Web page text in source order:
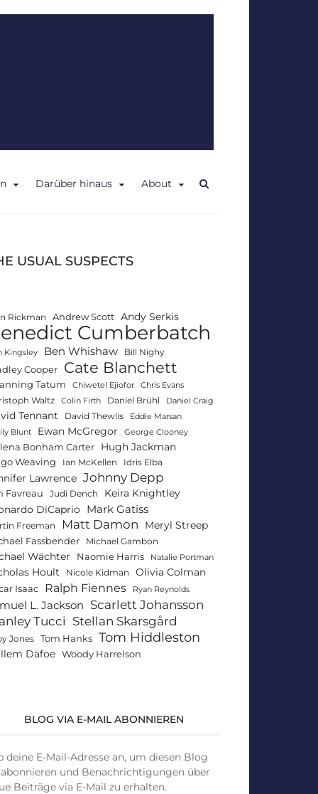
Darüber hinaus About
USUAL SUSPECTS
Rickman Andrew Scott Andy Serkis
Cumberbatch
Kingsley Ben Whishaw Bill Nighy
Cooper Cate Blanchett
Tatum Chiwetel Ejiofor Chris Evans
Waltz Colin Firth Daniel Brühl Daniel Craig
Tennant David Thewlis
Eddie Marsan
Blunt
Ewan McGregor George Clooney
Bonham Carter Hugh Jackman
Weaving Ian McKellen Idris Elba
Lawrence Johnny Depp
Favreau Judi Dench
Keira Knightley
DiCaprio
Mark Gatiss
Freeman Matt Damon Meryl Streep
Fassbender Michael Gambon
Wächter Naomie Harris Natalie Portman
Hoult Nicole Kidman Olivia Colman
Isaac Ralph Fiennes Ryan Reynolds
L. Jackson Scarlett Johansson
Tucci Stellan Skarsgård
Jones Tom Hanks Tom Hiddleston
Dafoe Woody Harrelson
BLOG VIA E-MAIL ABONNIEREN
deine E-Mail-Adresse an, um diesen Blog
und Benachrichtigungen über
Beiträge via E-Mail zu erhalten.